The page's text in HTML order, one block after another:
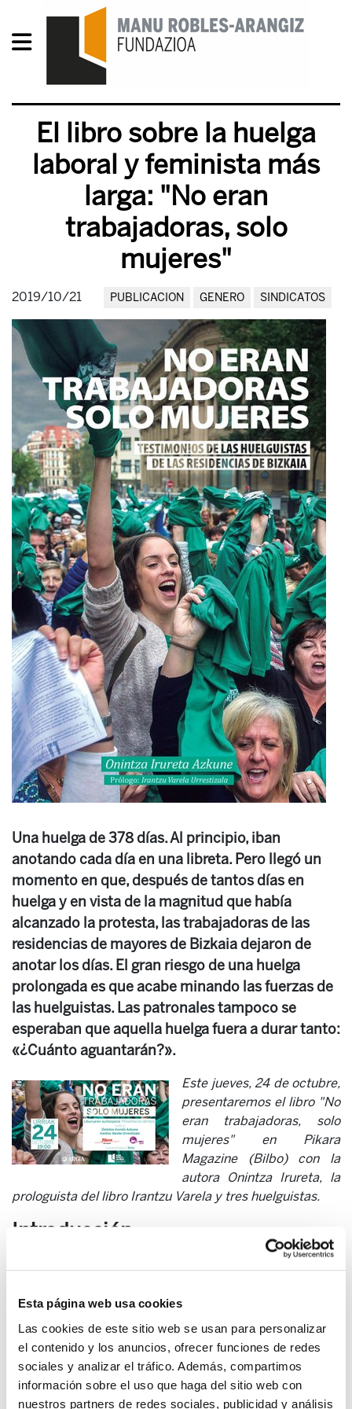
Esta página web usa cookies
Las cookies de este sitio web se usan para personalizar
el contenido y los anuncios, ofrecer funciones de redes
sociales y analizar el tráfico. Además, compartimos
información sobre el uso que haga del sitio web con
nuestros partners de redes sociales, publicidad y análisis
El libro sobre la huelga
laboral y feminista más
larga: "No eran
trabajadoras, solo
mujeres"
2019/10/21 PUBLICACION GENERO SINDICATOS
Una huelga de 378 días. Al principio, iban
anotando cada día en una libreta. Pero llegó un
momento en que, después de tantos días en
huelga y en vista de la magnitud que había
alcanzado la protesta, las trabajadoras de las
residencias de mayores de Bizkaia dejaron de
anotar los días. El gran riesgo de una huelga
prolongada es que acabe minando las fuerzas de
las huelguistas. Las patronales tampoco se
esperaban que aquella huelga fuera a durar tanto:
«¿Cuánto aguantarán?».
Este jueves, 24 de octubre,
presentaremos el libro "No
eran trabajadoras, solo
mujeres" en Pikara
Magazine (Bilbo) con la
autora Onintza Irureta, la
prologuista del libro Irantzu Varela y tres huelguistas.
Introducción
Al principio, iban anotando
después de tantos días en huelga y en vista de la
magnitud que había alcanzado la protesta,
trabajadoras de las residencias de mayores de Bizkaia
dejaron de anotar los días. El gran riesgo de una huelga
prolongada es que acabe minando las fuerzas de las
huelguistas. Las patronales tampoco se esperaban que